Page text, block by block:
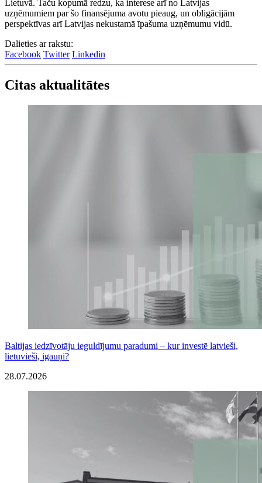
Lietuvā. Taču kopumā redzu, ka interese arī no Latvijas
uzņēmumiem par šo finansējuma avotu pieaug, un obligācijām
perspektīvas arī Latvijas nekustamā īpašuma uzņēmumu vidū.
Dalieties ar rakstu:
Facebook Twitter Linkedin
Citas aktualitātes
Baltijas iedzīvotāju ieguldījumu paradumi – kur investē latvieši,
lietuvieši, igauņi?
28.07.2026